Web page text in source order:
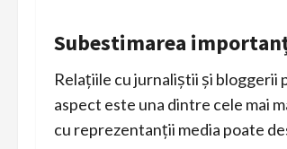
Subestimarea
Relațiile cu jurnaliștii și bloggerii
aspect este una dintre cele mai
cu reprezentanții media poate